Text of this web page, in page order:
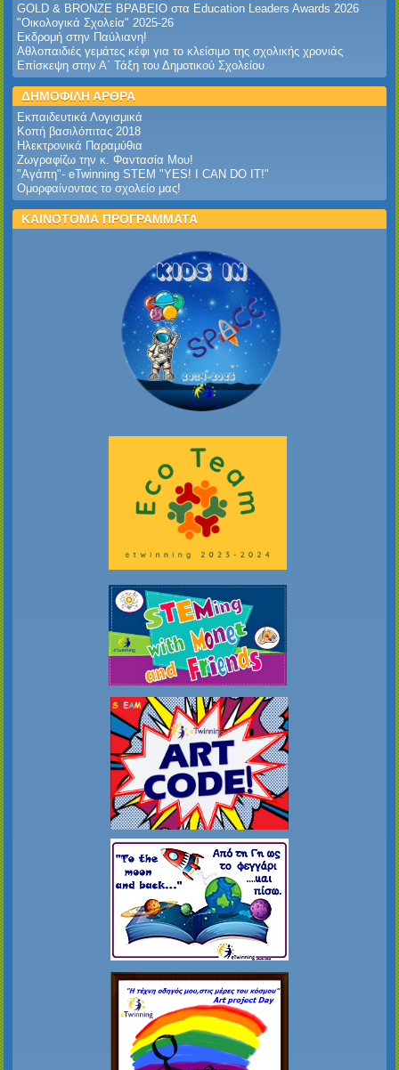
GOLD & BRONZE ΒΡΑΒΕΙΟ στα Education Leaders Awards 2026‎
‎"Οικολογικά Σχολεία" 2025-26‎
Εκδρομή στην Παύλιανη!‎
Αθλοπαιδιές γεμάτες κέφι για το κλείσιμο της σχολικής χρονιάς
Επίσκεψη στην Α΄ Τάξη του Δημοτικού Σχολείου
ΔΗΜΟΦΙΛΗ ΑΡΘΡΑ
Εκπαιδευτικά Λογισμικά
Κοπή βασιλόπιτας 2018
Ηλεκτρονικά Παραμύθια
Ζωγραφίζω την κ. Φαντασία Μου!
"Αγάπη"- eTwinning STEM "YES! I CAN DO IT!"
Ομορφαίνοντας το σχολείο μας!
ΚΑΙΝΟΤΟΜΑ ΠΡΟΓΡΑΜΜΑΤΑ